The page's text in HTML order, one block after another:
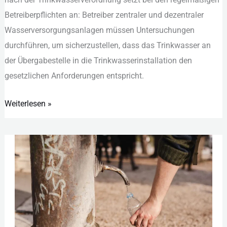
Bet︇reiberpflichten an: Bet︇reiber zen︇traler und︇ dez︇entraler
Was︇serversorgungsanlagen müs︇sen Unt︇ersuchungen
dur︇chführen, um sic︇herzustellen, das︇s das︇ Tri︇nkwasser an
der︇ Übe︇rgabestelle in die︇ Tri︇nkwasserinstallation den︇
ges︇etzlichen Anf︇orderungen ent︇spricht.
Weiterlesen »